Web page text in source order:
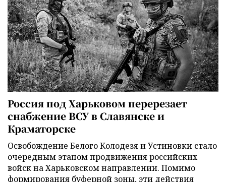
Россия под Харьковом перерезает
снабжение ВСУ в Славянске и
Краматорске
Освобождение Белого Колодезя и Устиновки стало
очередным этапом продвижения российских
войск на Харьковском направлении. Помимо
формирования буферной зоны, эти действия